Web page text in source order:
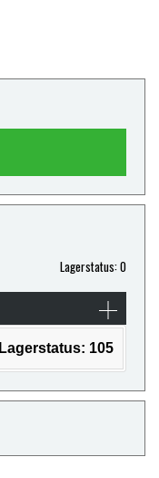
Lagerstatus: 0
Lagerstatus: 105